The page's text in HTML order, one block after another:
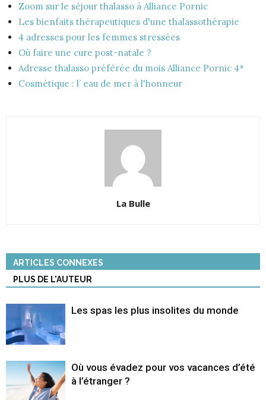
Zoom sur le séjour thalasso à Alliance Pornic
Les bienfaits thérapeutiques d'une thalassothérapie
4 adresses pour les femmes stressées
Où faire une cure post-natale ?
Adresse thalasso préférée du mois Alliance Pornic 4*
Cosmétique : l’ eau de mer à l'honneur
La Bulle
ARTICLES CONNEXES
PLUS DE L'AUTEUR
Les spas les plus insolites du monde
Où vous évadez pour vos vacances d’été
à l’étranger ?